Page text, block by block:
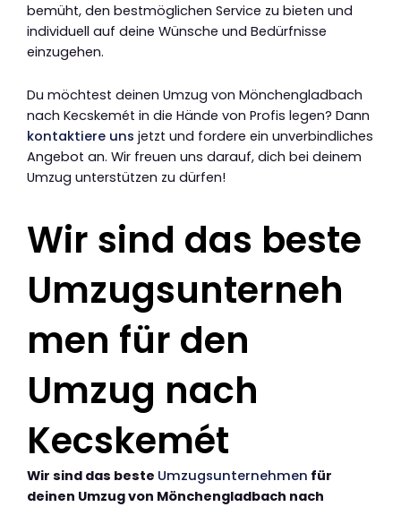
bemüht, den bestmöglichen Service zu bieten und
individuell auf deine Wünsche und Bedürfnisse
einzugehen.
Du möchtest deinen Umzug von Mönchengladbach
nach Kecskemét in die Hände von Profis legen? Dann
kontaktiere uns jetzt und fordere ein unverbindliches
Angebot an. Wir freuen uns darauf, dich bei deinem
Umzug unterstützen zu dürfen!
Wir sind das beste
Umzugsunterneh
men für den
Umzug nach
Kecskemét
Wir sind das beste Umzugsunternehmen für
deinen Umzug von Mönchengladbach nach